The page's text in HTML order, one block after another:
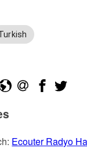
Ecouter Radyo